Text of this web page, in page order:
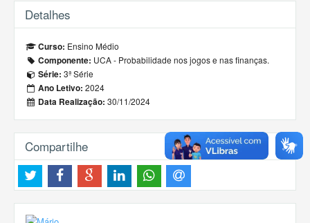
Detalhes
Curso: Ensino Médio
Componente: UCA - Probabilidade nos jogos e nas finanças.
Série: 3ª Série
Ano Letivo: 2024
Data Realização: 30/11/2024
Compartilhe